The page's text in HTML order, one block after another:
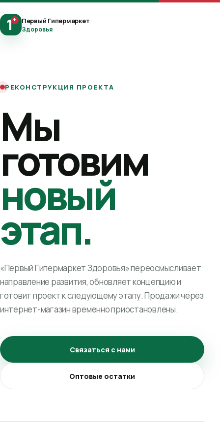
1+ Первый Гипермаркет
Здоровья
РЕКОНСТРУКЦИЯ ПРОЕКТА
Мы
готовим
новый
этап.
«Первый Гипермаркет Здоровья» переосмысливает
направление развития, обновляет концепцию и
готовит проект к следующему этапу. Продажи через
интернет-магазин временно приостановлены.
Связаться с нами
Оптовые остатки